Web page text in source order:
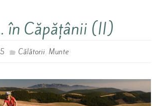
în Căpățânii (II)
Călătorii, Munte